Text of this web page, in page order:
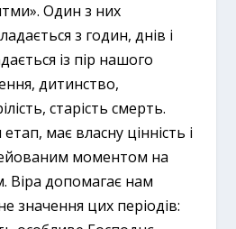
Один з них
з годин, днів і
із пір нашого
дитинство,
старість смерть.
має власну цінність і
моментом на
Віра допомагає нам
значення цих періодів: